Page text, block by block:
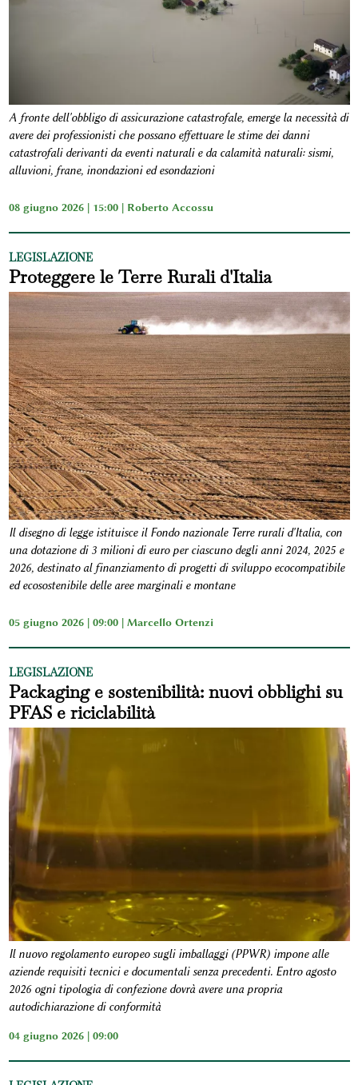
A fronte dell'obbligo di assicurazione catastrofale, emerge la necessità di
avere dei professionisti che possano effettuare le stime dei danni
catastrofali derivanti da eventi naturali e da calamità naturali: sismi,
alluvioni, frane, inondazioni ed esondazioni
08 giugno 2026 | 15:00 | Roberto Accossu
LEGISLAZIONE
Proteggere le Terre Rurali d'Italia
Il disegno di legge istituisce il Fondo nazionale Terre rurali d'Italia, con
una dotazione di 3 milioni di euro per ciascuno degli anni 2024, 2025 e
2026, destinato al finanziamento di progetti di sviluppo ecocompatibile
ed ecosostenibile delle aree marginali e montane
05 giugno 2026 | 09:00 | Marcello Ortenzi
LEGISLAZIONE
Packaging e sostenibilità: nuovi obblighi su
PFAS e riciclabilità
Il nuovo regolamento europeo sugli imballaggi (PPWR) impone alle
aziende requisiti tecnici e documentali senza precedenti. Entro agosto
2026 ogni tipologia di confezione dovrà avere una propria
autodichiarazione di conformità
04 giugno 2026 | 09:00